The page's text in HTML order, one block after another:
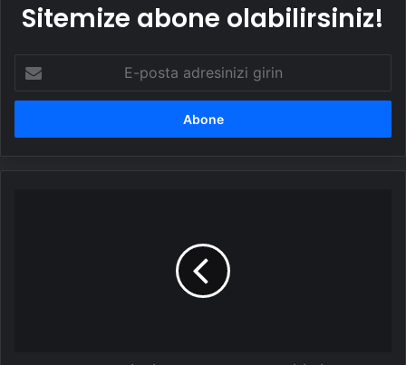
Sitemize abone olabilirsiniz!
posta
adresinizi